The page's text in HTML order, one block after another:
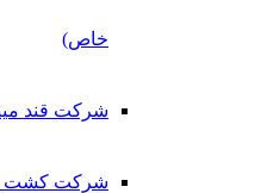
خاص)
شرکت قند
شرکت کشت و